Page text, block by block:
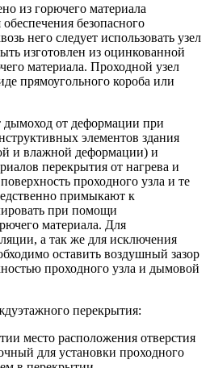
из горючего материала
безопасного
него следует использовать узел
изготовлен из оцинкованной
материала. Проходной узел
прямоугольного короба или
от деформации при
элементов здания
и влажной деформации) и
перекрытия от нагрева и
проходного узла и те
примыкают к
при помощи
материала. Для
а так же для исключения
оставить воздушный зазор
проходного узла и дымовой
перекрытия:
место расположения отверстия
для установки проходного